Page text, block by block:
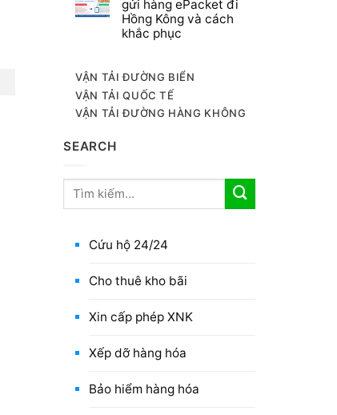
gửi hàng ePacket đi
Hồng Kông và cách
khắc phục
VẬN TẢI ĐƯỜNG BIỂN
VẬN TẢI QUỐC TẾ
VẬN TẢI ĐƯỜNG HÀNG KHÔNG
SEARCH
Cứu hộ 24/24
Cho thuê kho bãi
Xin cấp phép XNK
Xếp dỡ hàng hóa
Bảo hiểm hàng hóa